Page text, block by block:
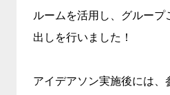
ルームを活用し、グループ
出しを行いました！
アイデアソン実施後には、